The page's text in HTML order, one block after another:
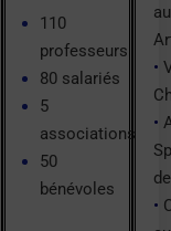
110
professeurs
80 salariés
5
associations
50
bénévoles
•
•
•